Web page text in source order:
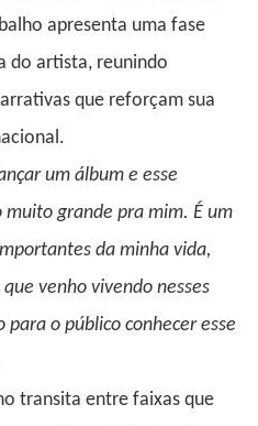
apresenta uma fase
do artista, reunindo
que reforçam sua
um álbum e esse
grande pra mim. É um
da minha vida,
venho vivendo nesses
para o público conhecer esse
transita entre faixas que